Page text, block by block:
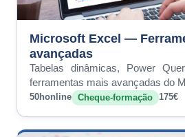
Microsoft Excel —
avançadas
Tabelas dinâmicas, Power
ferramentas mais avançadas do
50honline Cheque-formação 175€